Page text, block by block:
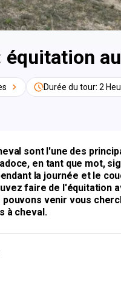
équitation
Durée du tour: 2
sont l'une des
en tant que mot,
la journée et le
faire de l'équitation
pouvons venir vous
à cheval.